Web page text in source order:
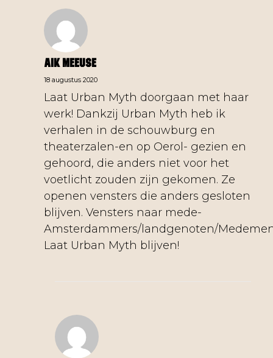
Aik Meeuse
18 augustus 2020
Laat Urban Myth doorgaan met haar
werk! Dankzij Urban Myth heb ik
verhalen in de schouwburg en
theaterzalen-en op Oerol- gezien en
gehoord, die anders niet voor het
voetlicht zouden zijn gekomen. Ze
openen vensters die anders gesloten
blijven. Vensters naar mede-
Amsterdammers/landgenoten/
Laat Urban Myth blijven!